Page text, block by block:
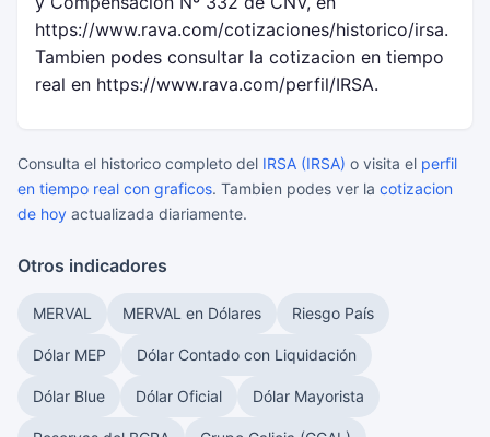
https://www.rava.com/cotizaciones/historico/irsa.
Tambien podes consultar la cotizacion en tiempo
real en https://www.rava.com/perfil/IRSA.
Consulta el historico completo del IRSA (IRSA) o visita el perfil
en tiempo real con graficos. Tambien podes ver la cotizacion
de hoy actualizada diariamente.
Otros indicadores
MERVAL MERVAL en Dólares Riesgo País
Dólar MEP Dólar Contado con Liquidación
Dólar Blue Dólar Oficial Dólar Mayorista